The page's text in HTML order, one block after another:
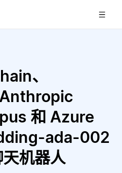
、
和 Azure
ada-002
机器人